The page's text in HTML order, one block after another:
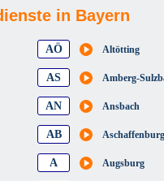
in Bayern
AÖ Altötting
AS Amberg-
AN Ansbach
AB Aschaffenburg
A Augsburg